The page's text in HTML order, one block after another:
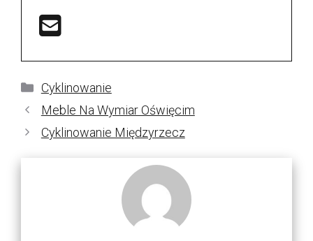
Kategorie
Cyklinowanie
Meble Na Wymiar Oświęcim
Cyklinowanie Międzyrzecz